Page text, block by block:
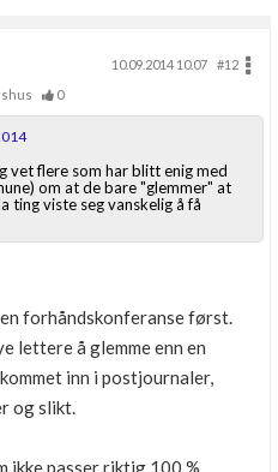
10.09.2014 10.07
#12
0
vet flere som har blitt enig med
om at de bare "glemmer" at
ting viste seg vanskelig å få
forhåndskonferanse først.
lettere å glemme enn en
inn i postjournaler,
og slikt.
ikke passer riktig 100 %